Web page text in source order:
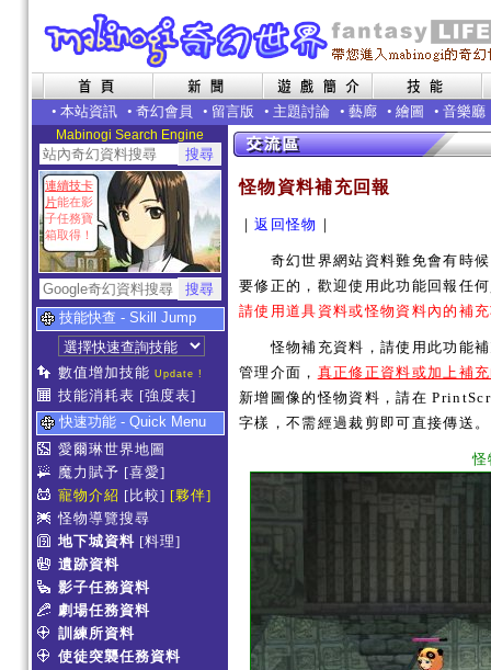
• 本站資訊 • 奇幻會員 • 留言版 • 主題討論 • 藝廊 • 繪圖 • 音樂廳
Mabinogi Search Engine
連續技卡
片能在影
子任務寶
箱取得！
技能快查 - Skill Jump
數值增加技能 Update !
技能消耗表 [強度表]
快速功能 - Quick Menu
愛爾琳世界地圖
魔力賦予 [喜愛]
寵物介紹 [比較] [夥伴]
怪物導覽搜尋
地下城資料 [料理]
遺跡資料
影子任務資料
劇場任務資料
訓練所資料
使徒突襲任務資料
怪物資料補充回報
｜返回怪物 ｜
奇幻世界網站資料難免會有時候
要修正的，歡迎使用此功能回報任
請使用道具資料或怪物資料內的補
怪物補充資料，請使用此功能補
管理介面， 真正修正資料或加上補
新增圖像的怪物資料，請在
字樣，不需經過裁剪即可直接傳送。
怪